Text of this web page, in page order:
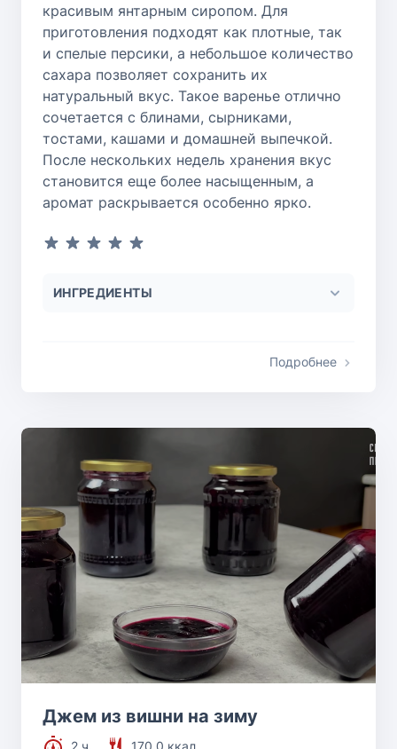
красивым янтарным сиропом. Для
приготовления подходят как плотные, так
и спелые персики, а небольшое количество
сахара позволяет сохранить их
натуральный вкус. Такое варенье отлично
сочетается с блинами, сырниками,
тостами, кашами и домашней выпечкой.
После нескольких недель хранения вкус
становится еще более насыщенным, а
аромат раскрывается особенно ярко.
ИНГРЕДИЕНТЫ
Подробнее
Джем из вишни на зиму